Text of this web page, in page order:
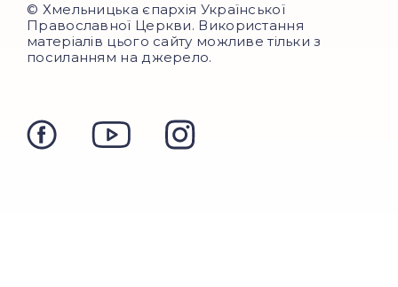
© Хмельницька єпархія Української
Православної Церкви. Використання
матеріалів цього сайту можливе тільки з
посиланням на джерело.